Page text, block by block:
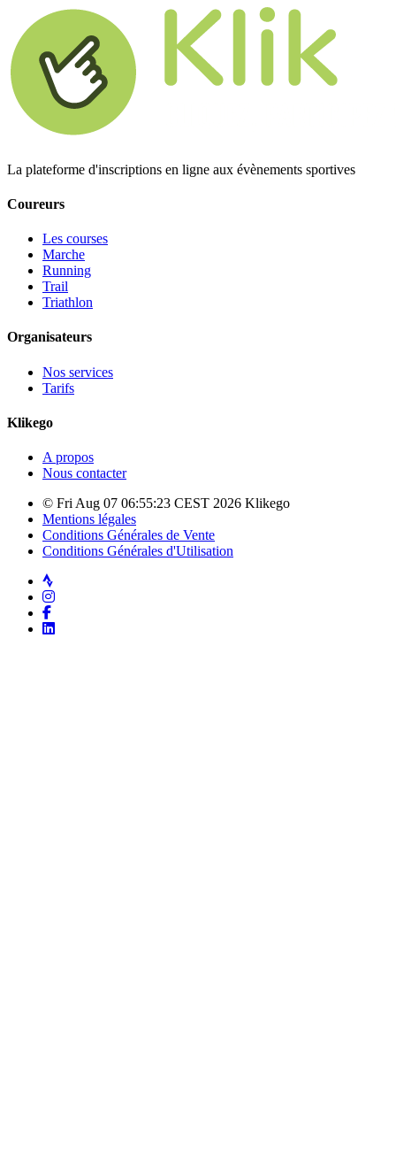
La plateforme d'inscriptions en ligne aux évènements sportives
Coureurs
Les courses
Marche
Running
Trail
Triathlon
Organisateurs
Nos services
Tarifs
Klikego
A propos
Nous contacter
© Fri Aug 07 06:55:23 CEST 2026 Klikego
Mentions légales
Conditions Générales de Vente
Conditions Générales d'Utilisation
Strava
Instagram
Facebook
LinkedIn